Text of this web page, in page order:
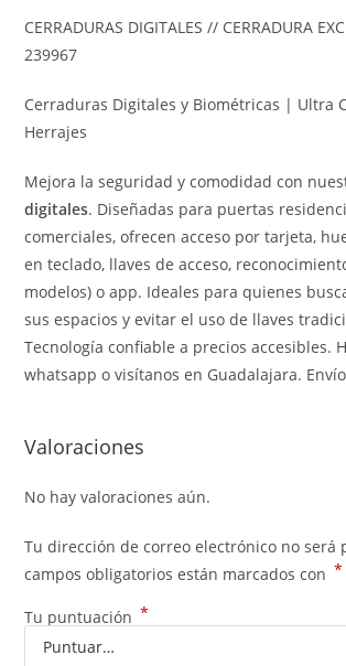
CERRADURAS DIGITALES // CERRADURA
239967
Cerraduras Digitales y Biométricas | Ultra
Herrajes
Mejora la seguridad y comodidad con
digitales. Diseñadas para puertas
comerciales, ofrecen acceso por tarjeta,
en teclado, llaves de acceso,
modelos) o app. Ideales para quienes
sus espacios y evitar el uso de llaves
Tecnología confiable a precios accesibles.
whatsapp o visítanos en Guadalajara.
Valoraciones
No hay valoraciones aún.
Tu dirección de correo electrónico no será
campos obligatorios están marcados con *
Tu puntuación *